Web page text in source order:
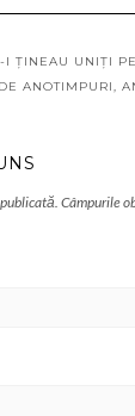
I ȚINEAU UNIȚI
ANOTIMPURI,
Câmpurile